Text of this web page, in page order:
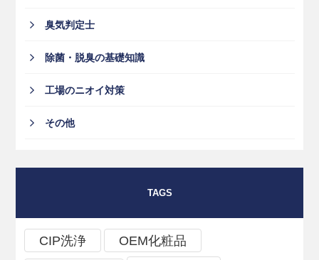
臭気判定士
除菌・脱臭の基礎知識
工場のニオイ対策
その他
TAGS
CIP洗浄 OEM化粧品